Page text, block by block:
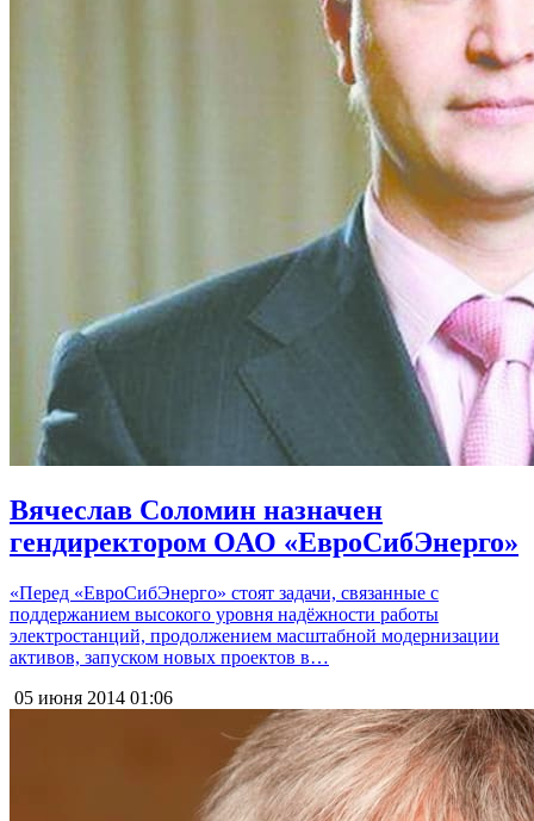
Вячеслав Соломин назначен
гендиректором ОАО «ЕвроСибЭнерго»
«Перед «ЕвроСибЭнерго» стоят задачи, связанные с
поддержанием высокого уровня надёжности работы
электростанций, продолжением масштабной модернизации
активов, запуском новых проектов в…
05 июня 2014 01:06